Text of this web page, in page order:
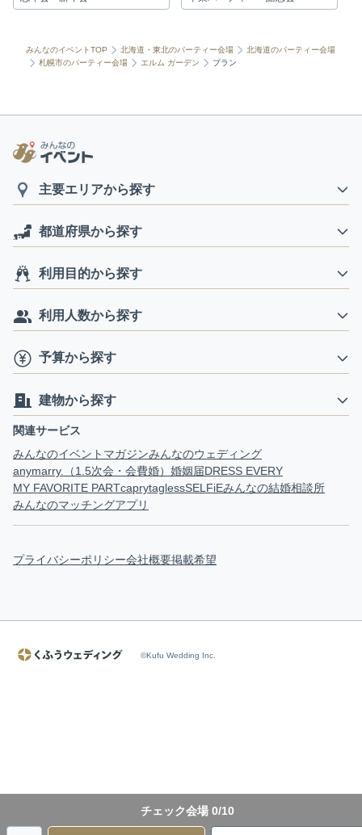
みんなのイベントTOP 北海道・東北のパーティー会場
北海道のパーティー会場
札幌市のパーティー会場
エルム ガーデン プラン
チェック会場 0/10
主要エリアから探す
都道府県から探す
利用目的から探す
利用人数から探す
予算から探す
建物から探す
関連サービス
みんなのイベントマガジンみんなのウェディング
anymarry.（1.5次会・会費婚） 婚姻届DRESS EVERY
MY FAVORITE PARTcaprytaglessSELFiEみんなの結婚相談所
みんなのマッチングアプリ
プライバシーポリシー会社概要掲載希望
©Kufu Wedding Inc.